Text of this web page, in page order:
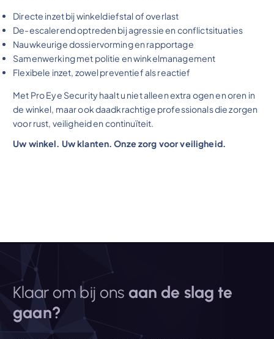
Directe inzet bij winkeldiefstal of overlast
De-escalerend optreden bij agressie en conflictsituaties
Nauwkeurige dossiervorming en rapportage
Samenwerking met politie en winkelmanagement
Flexibele inzet, zowel preventief als reactief
Met Pro Eye Security haalt u niet alleen extra ogen en oren in
de winkel, maar ook daadkrachtige professionals die zorgen
voor rust, veiligheid en continuïteit.
Uw winkel. Uw klanten. Onze zorg voor veiligheid.
Klaar om bij ons aan de slag te
gaan?